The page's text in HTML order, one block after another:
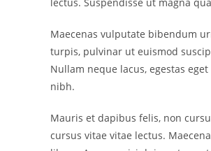
Maecenas vulputate bibendum
turpis, pulvinar ut euismod
Nullam neque lacus, egestas
nibh.
Mauris et dapibus felis, non
cursus vitae vitae lectus.